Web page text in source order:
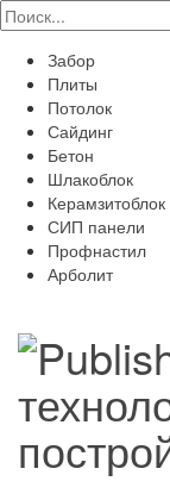
Забор
Плиты
Потолок
Сайдинг
Бетон
Шлакоблок
Керамзитоблок
СИП панели
Профнастил
Арболит